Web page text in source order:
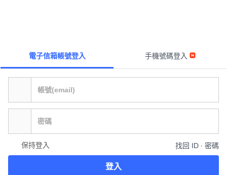
電子信箱帳號登入 手機號碼登入
保持登入 找回 ID ∙ 密碼
登入